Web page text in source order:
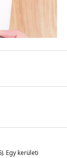
Egy kerületi